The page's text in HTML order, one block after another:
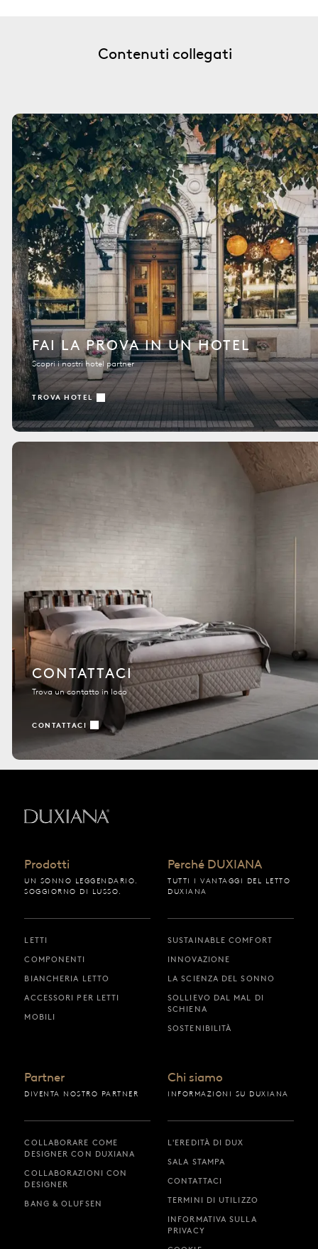
Contenuti collegati
FAI LA PROVA IN UN HOTEL
Scopri i nostri hotel partner
TROVA HOTEL
CONTATTACI
Trova un contatto in loco
CONTATTACI
Torna all'inizio
Prodotti
UN SONNO LEGGENDARIO.
SOGGIORNO DI LUSSO.
LETTI
COMPONENTI
BIANCHERIA LETTO
ACCESSORI PER LETTI
MOBILI
Perché DUXIANA
TUTTI I VANTAGGI DEL LETTO
DUXIANA
SUSTAINABLE COMFORT
INNOVAZIONE
LA SCIENZA DEL SONNO
SOLLIEVO DAL MAL DI
SCHIENA
SOSTENIBILITÀ
Partner
DIVENTA NOSTRO PARTNER
COLLABORARE COME
DESIGNER CON DUXIANA
COLLABORAZIONI CON
DESIGNER
BANG & OLUFSEN
Chi siamo
INFORMAZIONI SU DUXIANA
L'EREDITÀ DI DUX
SALA STAMPA
CONTATTACI
TERMINI DI UTILIZZO
INFORMATIVA SULLA
PRIVACY